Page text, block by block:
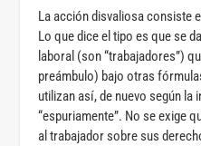
La acción disvaliosa consiste
Lo que dice el tipo es que se
laboral (son “trabajadores”)
preámbulo) bajo otras
utilizan así, de nuevo según la
“espuriamente”. No se exige
al trabajador sobre sus